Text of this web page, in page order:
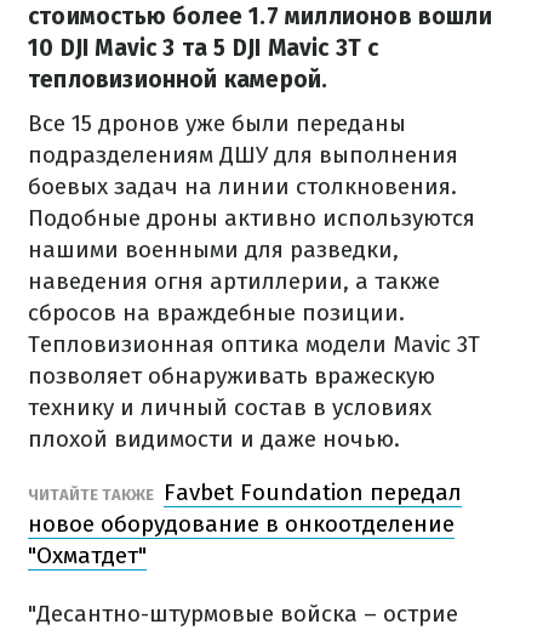
стоимостью более 1.7 миллионов вошли
10 DJI Mavic 3 та 5 DJI Mavic 3Т с
тепловизионной камерой.
Все 15 дронов уже были переданы
подразделениям ДШУ для выполнения
боевых задач на линии столкновения.
Подобные дроны активно используются
нашими военными для разведки,
наведения огня артиллерии, а также
сбросов на враждебные позиции.
Тепловизионная оптика модели Mavic 3T
позволяет обнаруживать вражескую
технику и личный состав в условиях
плохой видимости и даже ночью.
ЧИТАЙТЕ ТАКЖЕ
Favbet Foundation передал
новое оборудование в онкоотделение
"Охматдет"
"Десантно-штурмовые войска – острие